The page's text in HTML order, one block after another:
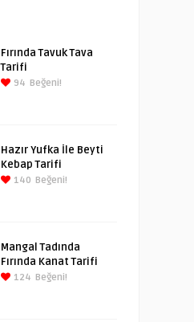
Fırında Tavuk Tava
Tarifi
94 Beğeni!
Hazır Yufka İle Beyti
Kebap Tarifi
140 Beğeni!
Mangal Tadında
Fırında Kanat Tarifi
124 Beğeni!